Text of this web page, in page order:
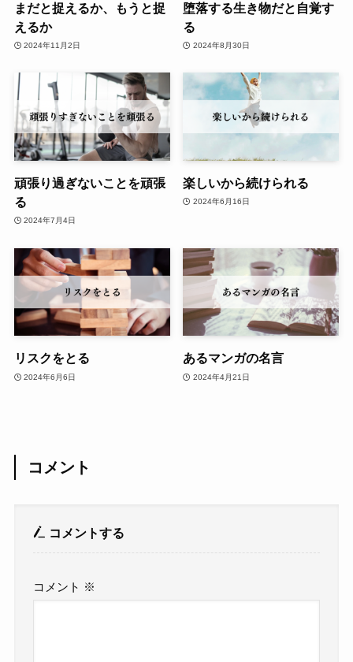
まだと捉えるか、もうと捉
えるか
2024年11月2日
堕落する生き物だと自覚す
る
2024年8月30日
頑張り過ぎないことを頑張
る
2024年7月4日
楽しいから続けられる
2024年6月16日
リスクをとる
2024年6月6日
あるマンガの名言
2024年4月21日
コメント
コメントする
コメント ※